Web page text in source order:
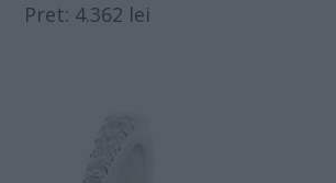
Pret: 4.362 lei